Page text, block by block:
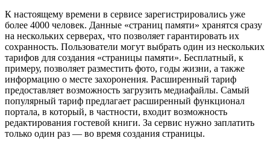
К настоящему времени в сервисе зарегистрировались уже
более 4000 человек. Данные «страниц памяти» хранятся сразу
на нескольких серверах, что позволяет гарантировать их
сохранность. Пользователи могут выбрать один из нескольких
тарифов для создания «страницы памяти». Бесплатный, к
примеру, позволяет разместить фото, годы жизни, а также
информацию о месте захоронения. Расширенный тариф
предоставляет возможность загрузить медиафайлы. Самый
популярный тариф предлагает расширенный функционал
портала, в который, в частности, входит возможность
редактирования гостевой книги. За сервис нужно заплатить
только один раз — во время создания страницы.